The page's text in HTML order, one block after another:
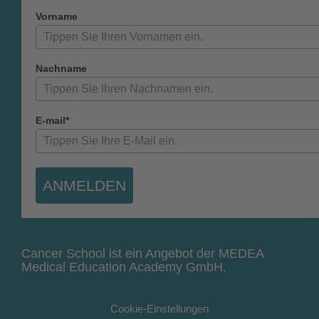
Vorname
Nachname
E-mail*
ANMELDEN
Cancer School ist ein Angebot der MEDEA
Medical Education Academy GmbH.
Cookie-Einstellungen